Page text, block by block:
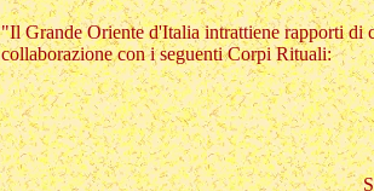
"Il Grande Oriente d'Italia intrattiene rapporti di
collaborazione con i seguenti Corpi Rituali: